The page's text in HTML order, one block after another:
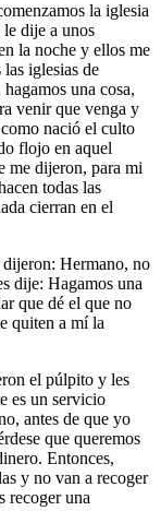
la iglesia
dije a unos
la noche y ellos me
iglesias de
una cosa,
venir que venga y
nació el culto
flojo en aquel
me dijeron, para mi
todas las
cierran en el
Hermano, no
dije: Hagamos una
que dé el que no
quiten a mí la
el púlpito y les
es un servicio
antes de que yo
que queremos
Entonces,
y no van a recoger
recoger una